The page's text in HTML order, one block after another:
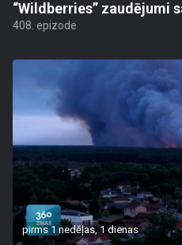
“Wildberries” zaudējumi
408. epizode
pirms 1 nedēļas, 1 dienas